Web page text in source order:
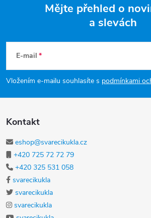
Mějte přehled o
a slevách
E-mail
Vložením e-mailu souhlasíte s podmínkami
Kontakt
eshop@svarecikukla.cz
+420 725 72 72 79
+420 325 531 058
svarecikukla
svarecikukla
svarecikukla